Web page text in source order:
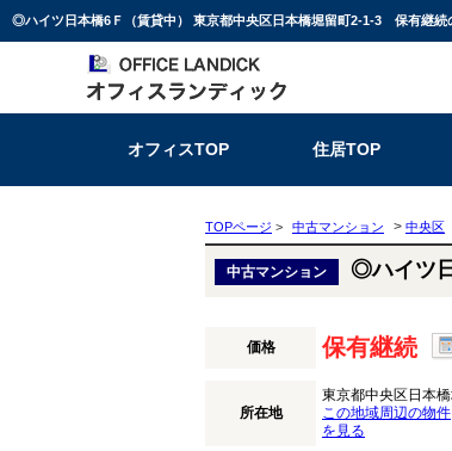
オフィスTOP 住居TOP
TOPページ > 中古マンション > 中央区
中古マンション ◎ハイツ
価格 保有継続
所在地
東京都中央区日本
この地域周辺の物件
を見る